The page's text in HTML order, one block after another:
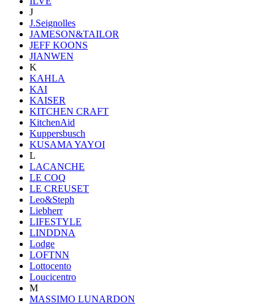
J
J.Seignolles
JAMESON&TAILOR
JEFF KOONS
JIANWEN
K
KAHLA
KAI
KAISER
KITCHEN CRAFT
KitchenAid
Kuppersbusch
KUSAMA YAYOI
L
LACANCHE
LE COQ
LE CREUSET
Leo&Steph
Liebherr
LIFESTYLE
LINDDNA
Lodge
LOFTNN
Lottocento
Loucicentro
M
MASSIMO LUNARDON